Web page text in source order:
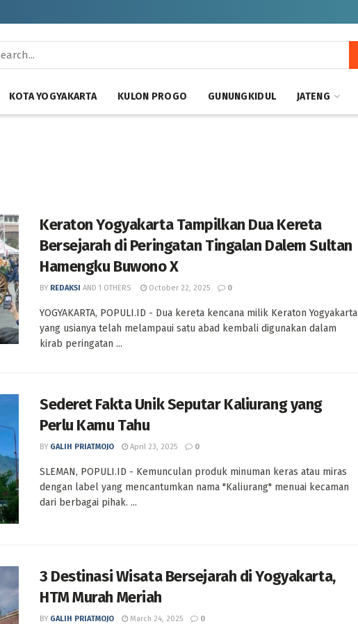
KOTA YOGYAKARTA KULON PROGO GUNUNGKIDUL JATENG
Keraton Yogyakarta Tampilkan Dua Kereta
Bersejarah di Peringatan Tingalan Dalem Sultan
Hamengku Buwono X
BY REDAKSI AND 1 OTHERS October 22, 2025 0
YOGYAKARTA, POPULI.ID - Dua kereta kencana milik Keraton Yogyakarta
yang usianya telah melampaui satu abad kembali digunakan dalam
kirab peringatan ...
Sederet Fakta Unik Seputar Kaliurang yang
Perlu Kamu Tahu
BY GALIH PRIATMOJO April 23, 2025 0
SLEMAN, POPULI.ID - Kemunculan produk minuman keras atau miras
dengan label yang mencantumkan nama "Kaliurang" menuai kecaman
dari berbagai pihak. ...
3 Destinasi Wisata Bersejarah di Yogyakarta,
HTM Murah Meriah
BY GALIH PRIATMOJO March 24, 2025 0